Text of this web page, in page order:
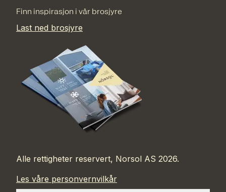
Finn inspirasjon i vår brosjyre
Last ned brosjyre
Alle rettigheter reservert, Norsol AS 2026.
Les våre personvernvilkår